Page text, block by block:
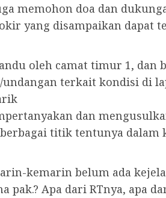
memohon doa dan
yang disampaikan dapat
oleh camat timur 1, dan
terkait kondisi di
dan
titik tentunya dalam
kemarin belum ada
pak.? Apa dari RTnya, apa